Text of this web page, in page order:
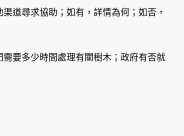
道尋求協助；如有，詳情為何；如否，
要多少時間處理有關樹木；政府有否就